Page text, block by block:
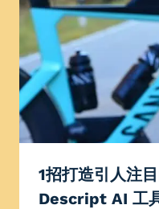
1招打造引人注
Descript AI 工